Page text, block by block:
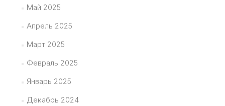
Май 2025
Апрель 2025
Март 2025
Февраль 2025
Январь 2025
Декабрь 2024